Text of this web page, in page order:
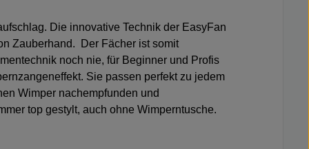
Die innovative Technik der EasyFan
Zauberhand. Der Fächer ist somit
noch nie, für Beginner und Profis
Sie passen perfekt zu jedem
Wimper nachempfunden und
top gestylt, auch ohne Wimperntusche.